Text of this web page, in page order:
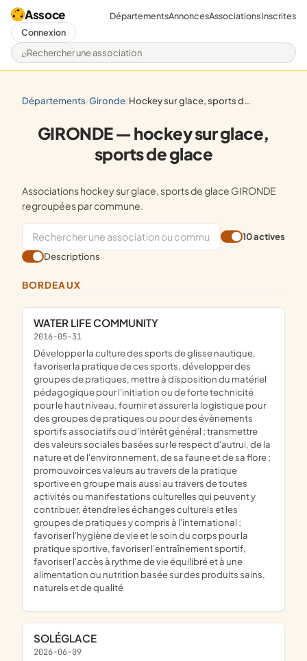
Assoce
Rechercher une association
DépartementsAnnoncesAssociations inscrites
Connexion
départements/ gironde/ hockey sur glace, sports de glace
GIRONDE — hockey sur glace,
sports de glace
Associations hockey sur glace, sports de glace GIRONDE
regroupées par commune.
10 actives
Descriptions
BORDEAUX
WATER LIFE COMMUNITY
2016-05-31
développer la culture des sports de glisse nautique,
favoriser la pratique de ces sports, développer des
groupes de pratiques, mettre à disposition du matériel
pédagogique pour l'initiation ou de forte technicité
pour le haut niveau, fournir et assurer la logistique pour
des groupes de pratiques ou pour des évènements
sportifs associatifs ou d'intérêt général ; transmettre
des valeurs sociales basées sur le respect d'autrui, de la
nature et de l'environnement, de sa faune et de sa flore ;
promouvoir ces valeurs au travers de la pratique
sportive en groupe mais aussi au travers de toutes
activités ou manifestations culturelles qui peuvent y
contribuer, étendre les échanges culturels et les
groupes de pratiques y compris à l'international ;
favoriser l'hygiène de vie et le soin du corps pour la
pratique sportive, favoriser l'entraînement sportif,
favoriser l'accès à rythme de vie équilibré et à une
alimentation ou nutrition basée sur des produits sains,
naturels et de qualité
SOLÉGLACE
2026-06-09